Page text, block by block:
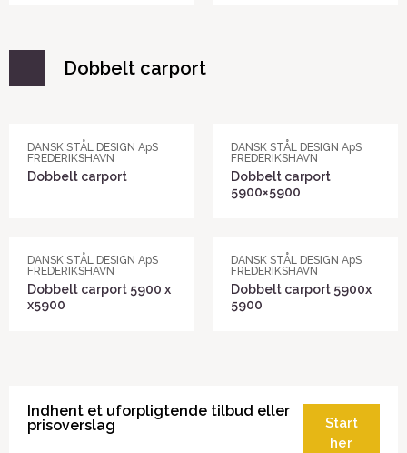
Dobbelt carport
DANSK STÅL DESIGN ApS
FREDERIKSHAVN
Dobbelt carport
DANSK STÅL DESIGN ApS
FREDERIKSHAVN
Dobbelt carport
5900×5900
DANSK STÅL DESIGN ApS
FREDERIKSHAVN
Dobbelt carport 5900 x
x5900
DANSK STÅL DESIGN ApS
FREDERIKSHAVN
Dobbelt carport 5900x
5900
Indhent et uforpligtende tilbud eller
prisoverslag
Start
her